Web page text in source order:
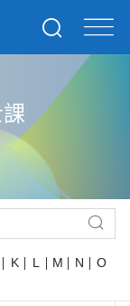
K L M N
O